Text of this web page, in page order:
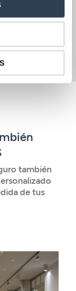
también
de tus